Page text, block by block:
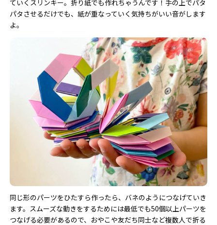
ていくスリンキー。折り紙でも作れちゃうんです！手の上でパタ
パタさせるだけでも、紙が重なっていく気持ちがいい音がします
よ。
同じ形のパーツをひたすら作ったら、バネのようにつなげていき
ます。スムーズな動きをするためには最低でも50個以上パーツを
つなげる必要があるので、おやこや友だち同士など複数人で折る